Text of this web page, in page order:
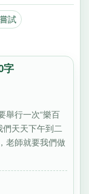
試
字
舉行一次“樂百
們天天下午到二
老師就要我們做